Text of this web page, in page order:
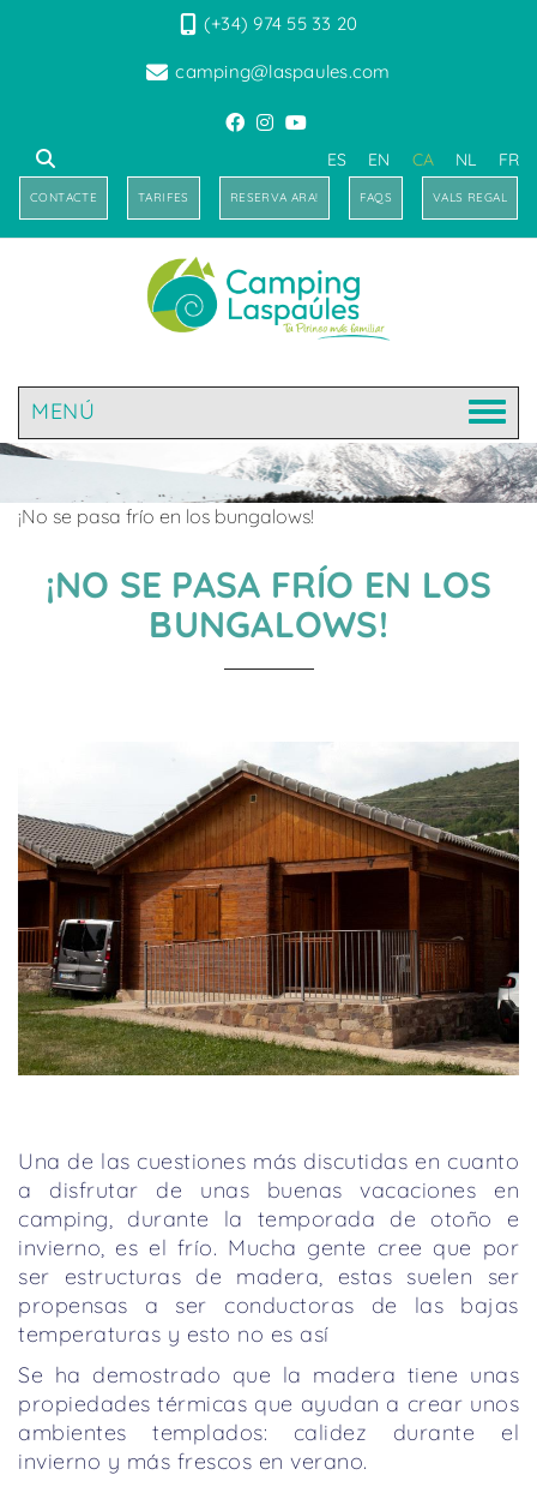
(+34) 974 55 33 20
camping@laspaules.com
ES EN CA NL FR
CONTACTE TARIFES RESERVA ARA! FAQS VALS REGAL
MENÚ
¡No se pasa frío en los bungalows!
¡NO SE PASA FRÍO EN LOS
BUNGALOWS!
Una de las cuestiones más discutidas en cuanto
a disfrutar de unas buenas vacaciones en
camping, durante la temporada de otoño e
invierno, es el frío. Mucha gente cree que por
ser estructuras de madera, estas suelen ser
propensas a ser conductoras de las bajas
temperaturas y esto no es así
Se ha demostrado que la madera tiene unas
propiedades térmicas que ayudan a crear unos
ambientes templados: calidez durante el
invierno y más frescos en verano.